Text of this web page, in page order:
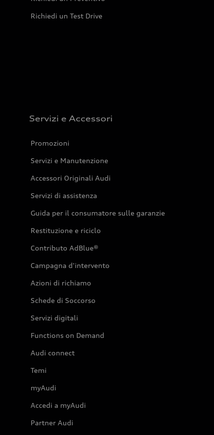
Richiedi un Test Drive
Servizi e Accessori
Promozioni
Servizi e Manutenzione
Accessori Originali Audi
Servizi di assistenza
Guida per il consumatore sulle garanzie
Restituzione e riciclo
Contributo AdBlue®
Campagna d'intervento
Azioni di richiamo
Schede di Soccorso
Servizi digitali
Functions on Demand
Audi connect
Temi
myAudi
Accedi a myAudi
Partner Audi